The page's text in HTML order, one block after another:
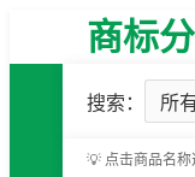
商标
搜索：
💡 点击商品名称